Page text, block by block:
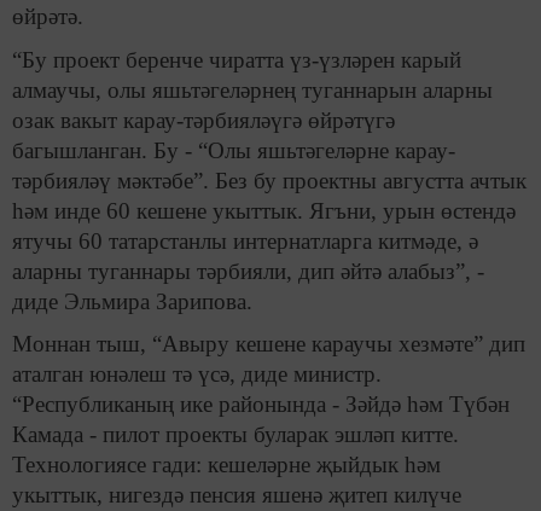
өйрәтә.
“Бу проект беренче чиратта үз-үзләрен карый
алмаучы, олы яшьтәгеләрнең туганнарын аларны
озак вакыт карау-тәрбияләүгә өйрәтүгә
багышланган. Бу - “Олы яшьтәгеләрне карау-
тәрбияләү мәктәбе”. Без бу проектны августта ачтык
һәм инде 60 кешене укыттык. Ягъни, урын өстендә
ятучы 60 татарстанлы интернатларга китмәде, ә
аларны туганнары тәрбияли, дип әйтә алабыз”, -
диде Эльмира Зарипова.
Моннан тыш, “Авыру кешене караучы хезмәте” дип
аталган юнәлеш тә үсә, диде министр.
“Республиканың ике районында - Зәйдә һәм Түбән
Камада - пилот проекты буларак эшләп китте.
Технологиясе гади: кешеләрне җыйдык һәм
укыттык, нигездә пенсия яшенә җитеп килүче